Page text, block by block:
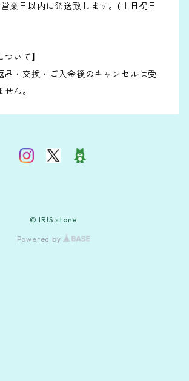
業日以内に発送致します。(土日祝日
ついて】
品・交換・ご入金後のキャンセルは受
ん。
© IRIS stone
Powered by